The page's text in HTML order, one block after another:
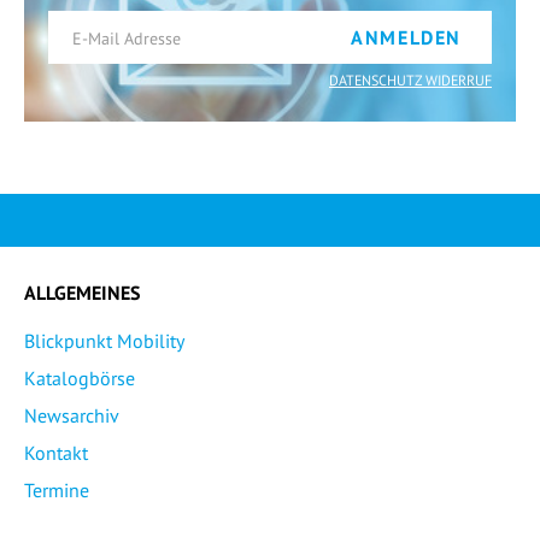
ANMELDEN
DATENSCHUTZ WIDERRUF
ALLGEMEINES
Blickpunkt Mobility
Katalogbörse
Newsarchiv
Kontakt
Termine